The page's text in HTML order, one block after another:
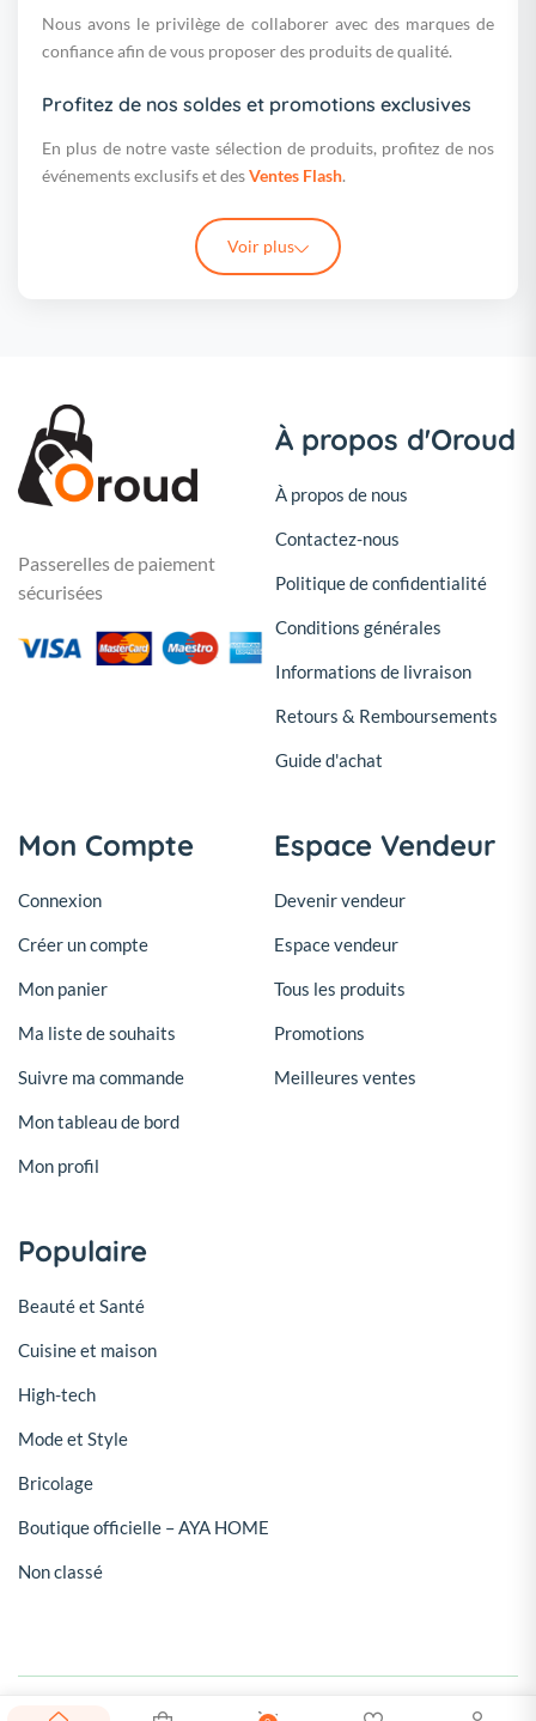
Nous avons le privilège de collaborer avec des marques de
confiance afin de vous proposer des produits de qualité.
Profitez de nos soldes et promotions exclusives
En plus de notre vaste sélection de produits, profitez de nos
événements exclusifs et desVentes Flash.
Voir plus
Passerelles de paiement
sécurisées
À propos d'Oroud
À propos de nous
Contactez-nous
Politique de confidentialité
Conditions générales
Informations de livraison
Retours & Remboursements
Guide d'achat
Mon Compte
Connexion
Créer un compte
Mon panier
Ma liste de souhaits
Suivre ma commande
Mon tableau de bord
Mon profil
Espace Vendeur
Devenir vendeur
Espace vendeur
Tous les produits
Promotions
Meilleures ventes
Populaire
Beauté et Santé
Cuisine et maison
High-tech
Mode et Style
Bricolage
Boutique officielle – AYA HOME
Non classé